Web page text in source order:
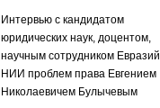
Интервью с кандидатом
юридических наук, доцентом,
научным сотрудником
НИИ проблем права Евгением
Николаевичем Булычевым